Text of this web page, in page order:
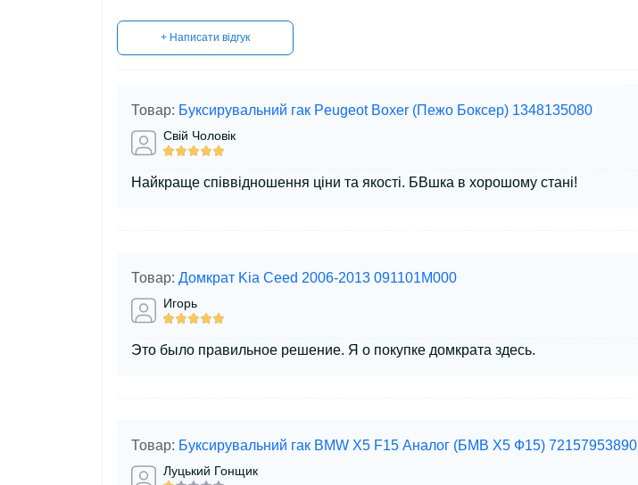
+ Написати відгук
Товар: Буксирувальний гак Peugeot Boxer (Пежо Боксер) 1348135080
Свій Чоловік
Найкраще співвідношення ціни та якості. БВшка в хорошому стані!
Товар: Домкрат Kia Ceed 2006-2013 091101M000
Игорь
Это было правильное решение. Я о покупке домкрата здесь.
Товар: Буксирувальний гак BMW X5 F15 Аналог (БМВ Х5 Ф15) 72157953890
Луцький Гонщик